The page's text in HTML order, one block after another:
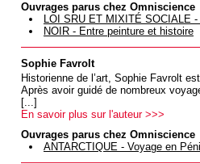
Ouvrages parus chez Omniscience
LOI SRU ET MIXITÉ SOCIALE
NOIR - Entre peinture et histoire
Sophie Favrolt
Historienne de l’art, Sophie Favrolt
Après avoir guidé de nombreux
[...]
En savoir plus sur l'auteur >>>
Ouvrages parus chez Omniscience
ANTARCTIQUE - Voyage en